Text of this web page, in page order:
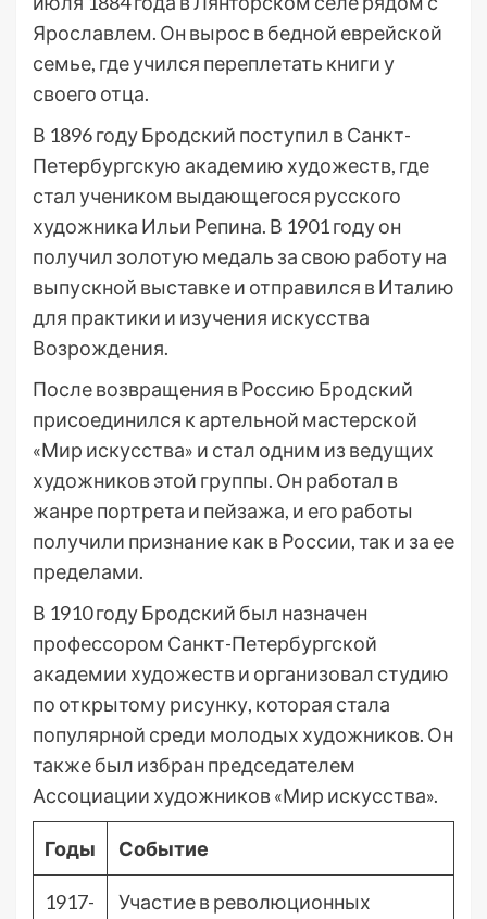
Ярославлем. Он вырос в бедной еврейской
семье, где учился переплетать книги у
своего отца.
В 1896 году Бродский поступил в Санкт-
Петербургскую академию художеств, где
стал учеником выдающегося русского
художника Ильи Репина. В 1901 году он
получил золотую медаль за свою работу на
выпускной выставке и отправился в Италию
для практики и изучения искусства
Возрождения.
После возвращения в Россию Бродский
присоединился к артельной мастерской
«Мир искусства» и стал одним из ведущих
художников этой группы. Он работал в
жанре портрета и пейзажа, и его работы
получили признание как в России, так и за ее
пределами.
В 1910 году Бродский был назначен
профессором Санкт-Петербургской
академии художеств и организовал студию
по открытому рисунку, которая стала
популярной среди молодых художников. Он
также был избран председателем
Ассоциации художников «Мир искусства».
Годы Событие
1917-
Участие в революционных